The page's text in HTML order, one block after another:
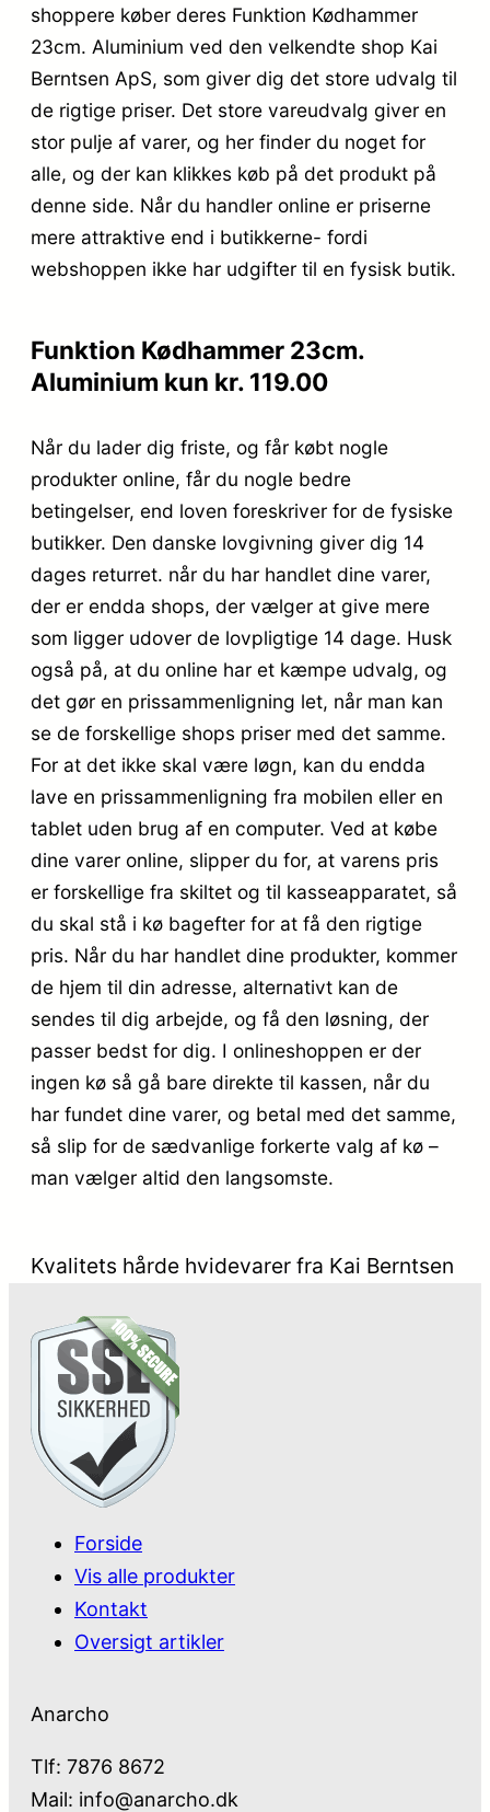
shoppere køber deres Funktion Kødhammer
23cm. Aluminium ved den velkendte shop Kai
Berntsen ApS, som giver dig det store udvalg til
de rigtige priser. Det store vareudvalg giver en
stor pulje af varer, og her finder du noget for
alle, og der kan klikkes køb på det produkt på
denne side. Når du handler online er priserne
mere attraktive end i butikkerne- fordi
webshoppen ikke har udgifter til en fysisk butik.
Funktion Kødhammer 23cm.
Aluminium kun kr. 119.00
Når du lader dig friste, og får købt nogle
produkter online, får du nogle bedre
betingelser, end loven foreskriver for de fysiske
butikker. Den danske lovgivning giver dig 14
dages returret. når du har handlet dine varer,
der er endda shops, der vælger at give mere
som ligger udover de lovpligtige 14 dage. Husk
også på, at du online har et kæmpe udvalg, og
det gør en prissammenligning let, når man kan
se de forskellige shops priser med det samme.
For at det ikke skal være løgn, kan du endda
lave en prissammenligning fra mobilen eller en
tablet uden brug af en computer. Ved at købe
dine varer online, slipper du for, at varens pris
er forskellige fra skiltet og til kasseapparatet, så
du skal stå i kø bagefter for at få den rigtige
pris. Når du har handlet dine produkter, kommer
de hjem til din adresse, alternativt kan de
sendes til dig arbejde, og få den løsning, der
passer bedst for dig. I onlineshoppen er der
ingen kø så gå bare direkte til kassen, når du
har fundet dine varer, og betal med det samme,
så slip for de sædvanlige forkerte valg af kø –
man vælger altid den langsomste.
Kvalitets hårde hvidevarer fra Kai Berntsen
Forside
Vis alle produkter
Kontakt
Oversigt artikler
Anarcho
Tlf: 7876 8672
Mail: info@anarcho.dk